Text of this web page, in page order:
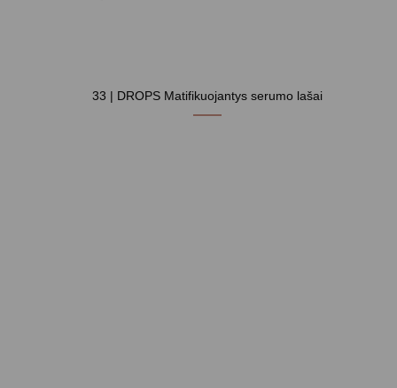
33 | DROPS Matifikuojantys serumo lašai